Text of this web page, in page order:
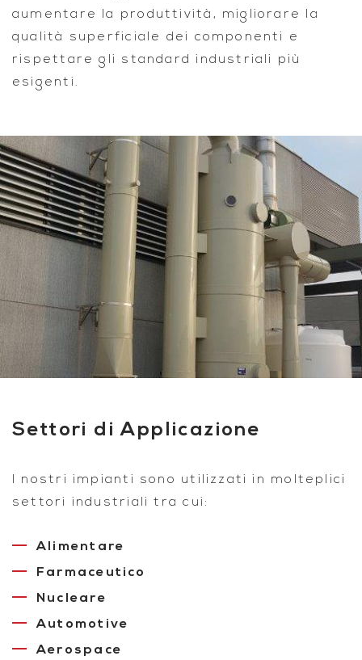
aumentare la produttività, migliorare la
qualità superficiale dei componenti e
rispettare gli standard industriali più
esigenti.
Settori di Applicazione
I nostri impianti sono utilizzati in molteplici
settori industriali tra cui:
Alimentare
Farmaceutico
Nucleare
Automotive
Aerospace